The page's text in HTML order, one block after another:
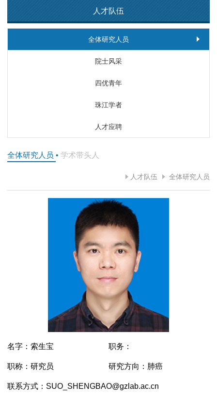
人才队伍
全体研究人员
院士风采
四优青年
珠江学者
人才应聘
全体研究人员 • 学术带头人
人才队伍 全体研究人员
名字：索生宝 职务：
职称：研究员 研究方向：肺癌
联系方式：SUO_SHENGBAO@gzlab.ac.cn